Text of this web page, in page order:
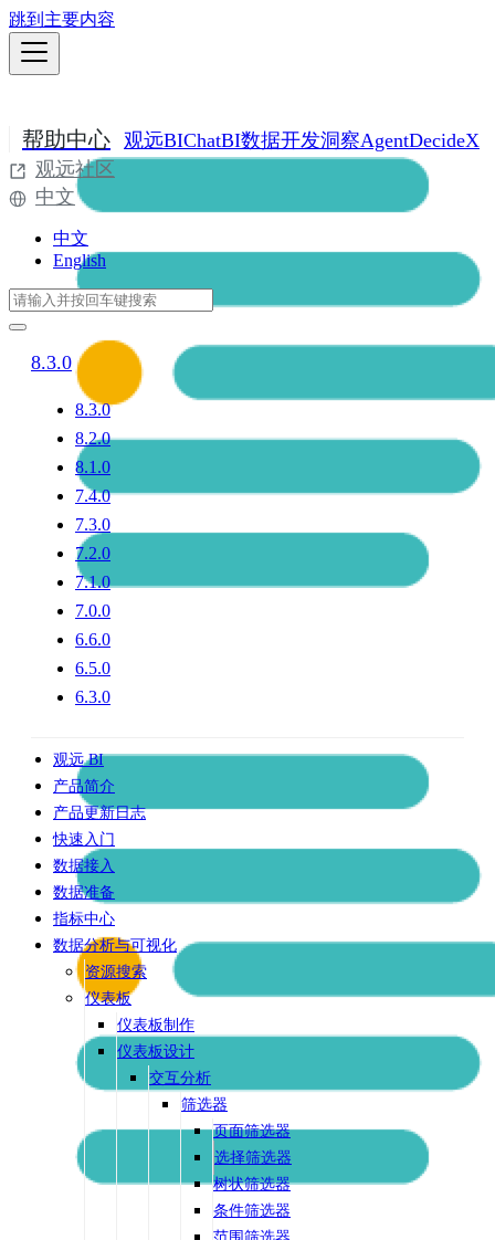
跳到主要内容
帮助中心 观远BIChatBI数据开发洞察AgentDecideX
观远社区
中文
中文
English
8.3.0
8.3.0
8.2.0
8.1.0
7.4.0
7.3.0
7.2.0
7.1.0
7.0.0
6.6.0
6.5.0
6.3.0
观远 BI
产品简介
产品更新日志
快速入门
数据接入
数据准备
指标中心
数据分析与可视化
资源搜索
仪表板
仪表板制作
仪表板设计
交互分析
筛选器
页面筛选器
选择筛选器
树状筛选器
条件筛选器